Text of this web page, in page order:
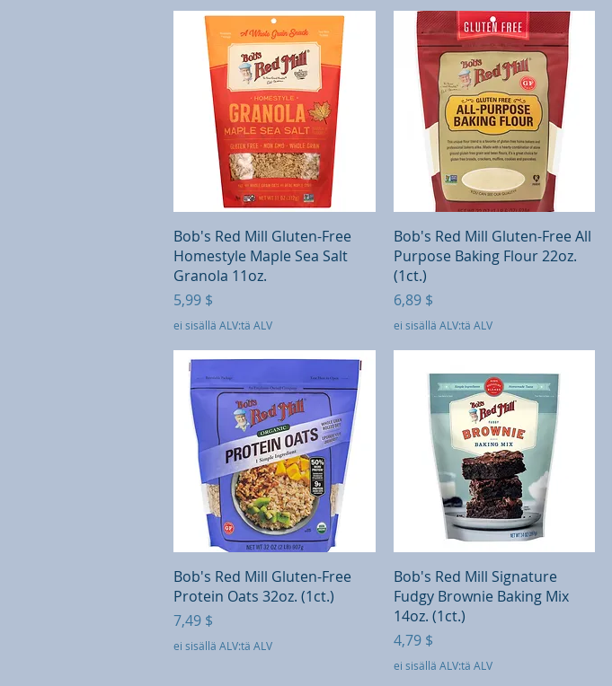
Pikakatselu
Bob's Red Mill Gluten-Free
Homestyle Maple Sea Salt
Granola 11oz.
Hinta
5,99 $
ei sisällä ALV:tä ALV
Pikakatselu
Bob's Red Mill Gluten-Free All
Purpose Baking Flour 22oz.
(1ct.)
Hinta
6,89 $
ei sisällä ALV:tä ALV
Pikakatselu
Bob's Red Mill Gluten-Free
Protein Oats 32oz. (1ct.)
Hinta
7,49 $
ei sisällä ALV:tä ALV
Pikakatselu
Bob's Red Mill Signature
Fudgy Brownie Baking Mix
14oz. (1ct.)
Hinta
4,79 $
ei sisällä ALV:tä ALV